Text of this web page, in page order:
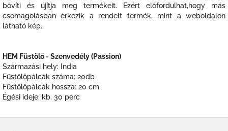
bővíti és újítja meg termékeit. Ezért előfordulhat,hogy más
csomagolásban érkezik a rendelt termék, mint a weboldalon
látható kép.
HEM Füstölő - Szenvedély (Passion)
Származási hely: India
Füstölőpálcák száma: 20db
Füstölőpálcák hossza: 20 cm
Égési ideje: kb. 30 perc